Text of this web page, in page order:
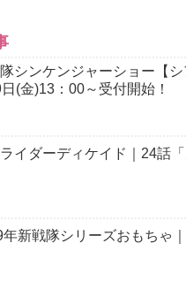
シンケンジャーショー【
日(金)13：00～受付開始！
イダーディケイド｜24話
年新戦隊シリーズおもちゃ